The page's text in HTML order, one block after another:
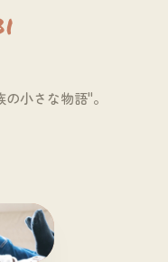
小さな物語"。